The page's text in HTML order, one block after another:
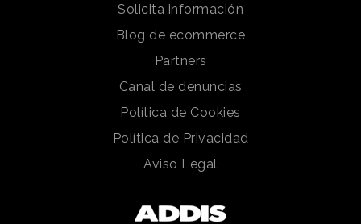
Solicita información
Blog de ecommerce
Partners
Canal de denuncias
Política de Cookies
Política de Privacidad
Aviso Legal